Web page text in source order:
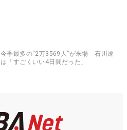
今季最多の“2万3569人”が来場 石川遼
は「すごくいい4日間だった」